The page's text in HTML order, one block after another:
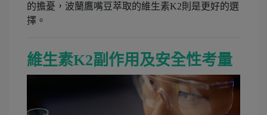
的擔憂，波蘭鷹嘴豆萃取的維生素K2則是更好的選
擇。
維生素K2副作用及安全性考量